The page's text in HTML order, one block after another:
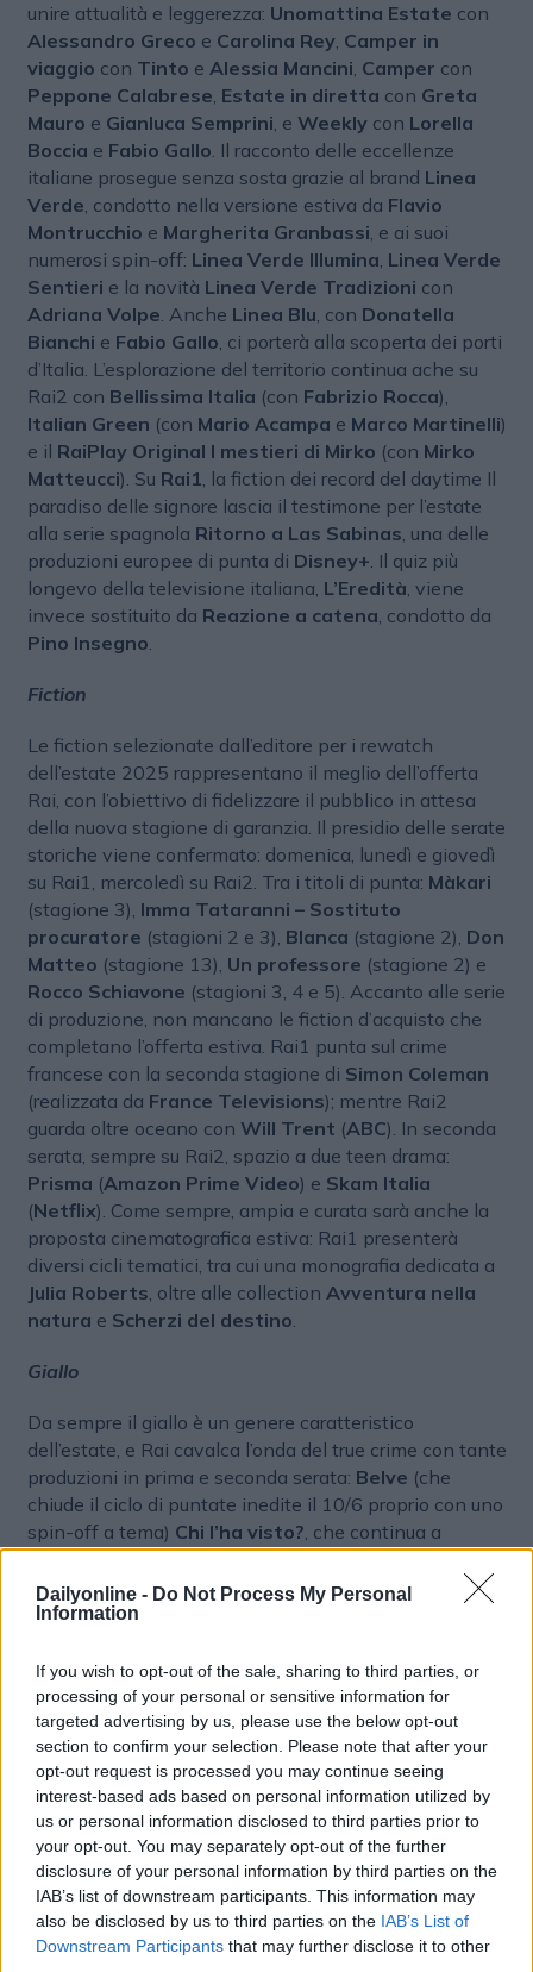
Dailyonline - Do Not Process My Personal
Information
If you wish to opt-out of the sale, sharing to third parties, or
processing of your personal or sensitive information for
targeted advertising by us, please use the below opt-out
section to confirm your selection. Please note that after your
opt-out request is processed you may continue seeing
interest-based ads based on personal information utilized by
us or personal information disclosed to third parties prior to
your opt-out. You may separately opt-out of the further
disclosure of your personal information by third parties on the
IAB’s list of downstream participants. This information may
also be disclosed by us to third parties on the IAB’s List of
Downstream Participants that may further disclose it to other
unire attualità e leggerezza: Unomattina Estate con
Alessandro Greco e Carolina Rey, Camper in
viaggio con Tinto e Alessia Mancini, Camper con
Peppone Calabrese, Estate in diretta con Greta
Mauro e Gianluca Semprini, e Weeklycon Lorella
Boccia e Fabio Gallo. Il racconto delle eccellenze
italiane prosegue senza sosta grazie al brand Linea
Verde, condotto nella versione estiva da Flavio
Montrucchio e Margherita Granbassi, e ai suoi
numerosi spin-off: Linea Verde Illumina, Linea Verde
Sentieri e la novità Linea Verde Tradizioni con
Adriana Volpe. Anche Linea Blu, con Donatella
Bianchi e Fabio Gallo, ci porterà alla scoperta dei porti
d’Italia. L’esplorazione del territorio continua ache su
Rai2 con Bellissima Italia (con Fabrizio Rocca),
Italian Green (con Mario Acampa e Marco Martinelli)
e il RaiPlay Original I mestieri di Mirko (con Mirko
Matteucci). Su Rai1, la fiction dei record del daytime Il
paradiso delle signore lascia il testimone per l’estate
alla serie spagnola Ritorno a Las Sabinas, una delle
produzioni europee di punta di Disney+. Il quiz più
longevo della televisione italiana, L’Eredità, viene
invece sostituito da Reazione a catena, condotto da
Pino Insegno.
Fiction
Le fiction selezionate dall’editore per i rewatch
dell’estate 2025 rappresentano il meglio dell’offerta
Rai, con l’obiettivo di fidelizzare il pubblico in attesa
della nuova stagione di garanzia. Il presidio delle serate
storiche viene confermato: domenica, lunedì e giovedì
su Rai1, mercoledì su Rai2. Tra i titoli di punta: Màkari
(stagione 3), Imma Tataranni – Sostituto
procuratore (stagioni 2 e 3), Blanca (stagione 2), Don
Matteo (stagione 13), Un professore (stagione 2) e
Rocco Schiavone (stagioni 3, 4 e 5). Accanto alle serie
di produzione, non mancano le fiction d’acquisto che
completano l’offerta estiva. Rai1 punta sul crime
francese con la seconda stagione di Simon Coleman
(realizzata da France Televisions); mentre Rai2
guarda oltre oceano con Will Trent (ABC). In seconda
serata, sempre su Rai2, spazio a due teen drama:
Prisma (Amazon Prime Video) e Skam Italia
(Netflix). Come sempre, ampia e curata sarà anche la
proposta cinematografica estiva: Rai1 presenterà
diversi cicli tematici, tra cui una monografia dedicata a
Julia Roberts, oltre alle collection Avventura nella
natura e Scherzi del destino.
Giallo
Da sempre il giallo è un genere caratteristico
dell’estate, e Rai cavalca l’onda del true crime con tante
produzioni in prima e seconda serata: Belve (che
chiude il ciclo di puntate inedite il 10/6 proprio con uno
spin-off a tema) Chi l’ha visto?, che continua a
nella seconda serata del sabato di Rai2, i RaiPlay
OriginalsNella mente di Narciso
Valentina Romani ) eRacconti criminali.
Intrattenimento
L’offerta di intrattenimento può contare in access sulla
forza di Affari tuoi, il programma più visto della tv che
proseguirà fino a fine giugno. In prima serata su Rai1
tornano i grandi appuntamenti dell’estate: iTIM
Summer Hits, con la conduzione diCarlo Conti e
Andrea Delogu, i charity showUna voce per Padre
Pio
(con Mara Venier ) e La partita del cuore (con
Eleonora Daniele ); e debutta in pianta stabile il nuovo